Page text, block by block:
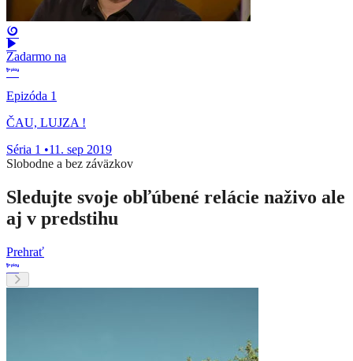
Zadarmo na
Epizóda 1
ČAU, LUJZA !
Séria 1 •11. sep 2019
Slobodne a bez záväzkov
Sledujte svoje obľúbené relácie naživo ale
aj v predstihu
Prehrať